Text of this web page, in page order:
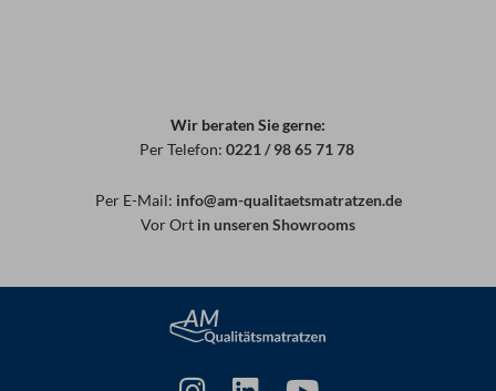
Wir beraten Sie gerne:
Per Telefon: 0221 / 98 65 71 78
Per E-Mail: info@am-qualitaetsmatratzen.de
Vor Ort in unseren Showrooms